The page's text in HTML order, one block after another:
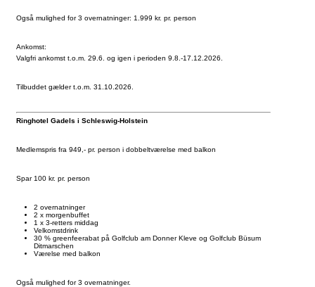
Også mulighed for 3 overnatninger: 1.999 kr. pr. person
Ankomst:
Valgfri ankomst t.o.m. 29.6. og igen i perioden 9.8.-17.12.2026.
Tilbuddet gælder t.o.m. 31.10.2026.
Ringhotel Gadels i Schleswig-Holstein
Medlemspris fra 949,- pr. person i dobbeltværelse med balkon
Spar 100 kr. pr. person
2 overnatninger
2 x morgenbuffet
1 x 3-retters middag
Velkomstdrink
30 % greenfeerabat på Golfclub am Donner Kleve og Golfclub Büsum
Ditmarschen
Værelse med balkon
Også mulighed for 3 overnatninger.